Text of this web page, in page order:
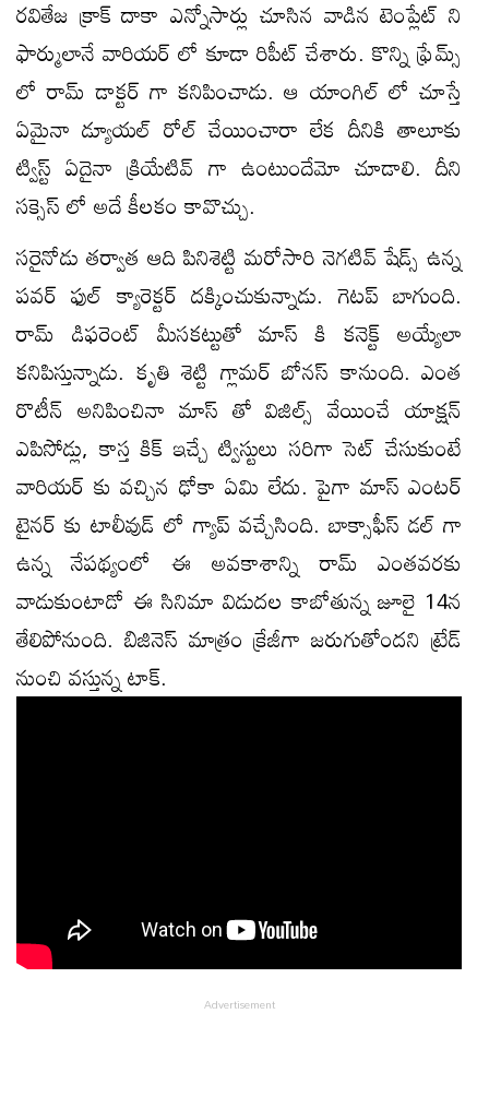
రవితేజ క్రాక్ దాకా ఎన్నోసార్లు చూసిన వాడిన టెంప్లేట్ ని
ఫార్ములానే వారియర్ లో కూడా రిపీట్ చేశారు. కొన్ని ఫ్రేమ్స్
లో రామ్ డాక్టర్ గా కనిపించాడు. ఆ యాంగిల్ లో చూస్తే
ఏమైనా డ్యూయల్ రోల్ చేయించారా లేక దీనికి తాలూకు
ట్విస్ట్ ఏదైనా క్రియేటివ్ గా ఉంటుందేమో చూడాలి. దీని
సక్సెస్ లో అదే కీలకం కావొచ్చు.
సరైనోడు తర్వాత ఆది పినిశెట్టి మరోసారి నెగటివ్ షేడ్స్ ఉన్న
పవర్ ఫుల్ క్యారెక్టర్ దక్కించుకున్నాడు. గెటప్ బాగుంది.
రామ్ డిఫరెంట్ మీసకట్టుతో మాస్ కి కనెక్ట్ అయ్యేలా
కనిపిస్తున్నాడు. కృతి శెట్టి గ్లామర్ బోనస్ కానుంది. ఎంత
రొటీన్ అనిపించినా మాస్ తో విజిల్స్ వేయించే యాక్షన్
ఎపిసోడ్లు, కాస్త కిక్ ఇచ్చే ట్విస్టులు సరిగా సెట్ చేసుకుంటే
వారియర్ కు వచ్చిన ఢోకా ఏమి లేదు. పైగా మాస్ ఎంటర్
టైనర్ కు టాలీవుడ్ లో గ్యాప్ వచ్చేసింది. బాక్సాఫీస్ డల్ గా
ఉన్న నేపథ్యంలో ఈ అవకాశాన్ని రామ్ ఎంతవరకు
వాడుకుంటాడో ఈ సినిమా విడుదల కాబోతున్న జూలై 14న
తేలిపోనుంది. బిజినెస్ మాత్రం క్రేజీగా జరుగుతోందని ట్రేడ్
నుంచి వస్తున్న టాక్.